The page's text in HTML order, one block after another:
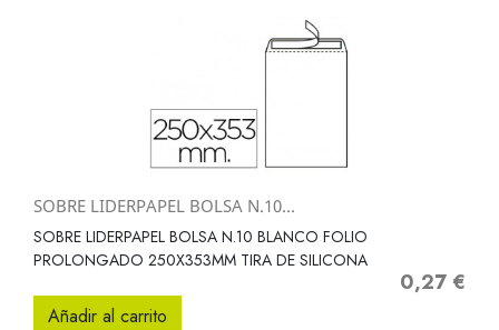
SOBRE LIDERPAPEL BOLSA N.10...
SOBRE LIDERPAPEL BOLSA N.10 BLANCO FOLIO
PROLONGADO 250X353MM TIRA DE SILICONA
Precio
0,27 €
Añadir al carrito